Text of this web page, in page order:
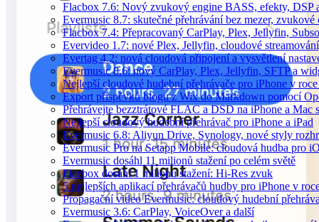
Flacbox 7.6: Nový zvukový engine BASS, efekty, DSP
Evermusic 8.7: skutečné přehrávání bez mezer,
Flacbox 7.4: Přepracovaný CarPlay, Plex, Jellyfin,
Evervideo 1.7: nové Plex, Jellyfin, cloudové
Evertag 4.2: nová cloudová připojení a vysvětlení
Evermusic 8.6: nový CarPlay, Plex, Jellyfin, SFTP a
Nejlepší cloudové hudební přehrávače pro iPhone v
Export příspěvků blogu z Wix do Markdown pomocí
Přehrávejte bezztrátové FLAC a DSD na iPhone a Mac
Nejlepší cloudový hudební přehrávač pro iPhone a iPad
Evermusic 6.8: Aliyun Drive, Synology, nové styly
Evermusic Pro na Setapp Mobile: cloudová hudba pro
Evermusic dosáhl 11 milionů stažení po celém světě
Flacbox dosáhl 1 milionu stažení: Hi-Res zvuk
5 nejlepších aplikací přehrávačů hudby pro iPhone v
Propagační video Evermusic: cloudový hudební
Evermusic 3.6: CarPlay, VoiceOver a další